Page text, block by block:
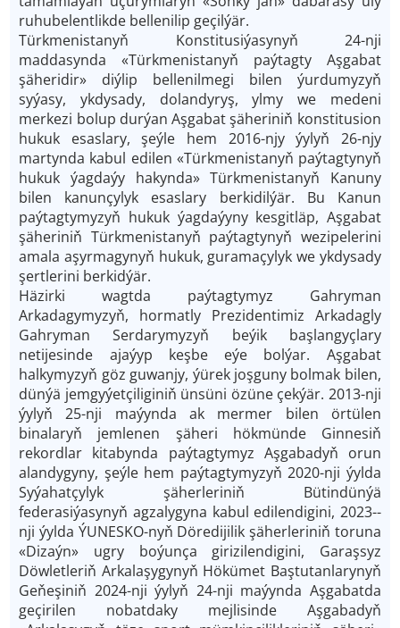
ruhubelentlikde bellenilip geçilýär.
Türkmenistanyň Konstitusiýasynyň 24-­nji
maddasynda «Türkmenistanyň paýtagty Aşgabat
şäheridir» diýlip bellenilmegi bilen ýurdumyzyň
syýasy, ykdysady, dolandyryş, ylmy we medeni
merkezi bolup durýan Aşgabat şäheriniň konstitusion
hukuk esaslary, şeýle hem 2016-njy ýylyň 26-­njy
martynda kabul edilen «Türkmenistanyň paýtagtynyň
hukuk ýagdaýy hakynda» Türkmenistanyň Kanuny
bilen kanunçylyk esaslary berkidilýär. Bu Kanun
paýtagtymyzyň hukuk ýagdaýyny kesgitläp, Aşgabat
şäheriniň Türkmenistanyň paýtagtynyň wezipelerini
amala aşyrmagynyň hukuk, guramaçylyk we ykdysady
şertlerini berkidýär.
Häzirki wagtda paýtagtymyz Gahryman
Arkadagymyzyň, hormatly Prezidentimiz Arkadagly
Gahryman Serdarymyzyň beýik başlangyçlary
netijesinde ajaýyp keşbe eýe bolýar. Aşgabat
halkymyzyň göz guwanjy, ýürek joşguny bolmak bilen,
dünýä jemgyýetçiliginiň ünsüni özüne çekýär. 2013­-nji
ýylyň 25-­nji maýynda ak mermer bilen örtülen
binalaryň jemlenen şäheri hökmünde Ginnesiň
rekordlar kitabynda paýtagtymyz Aşgabadyň orun
alandygyny, şeýle hem paýtagtymyzyň 2020-­nji ýylda
Syýahatçylyk şäherleriniň Bütindünýä
federasiýasynyň agzalygyna kabul edilendigini, 2023-­
nji ýylda ÝUNESKO­-nyň Döredijilik şäherleriniň toruna
«Dizaýn» ugry boýunça girizilendigini, Garaşsyz
Döwletleriň Arkalaşygynyň Hökümet Baştutanlarynyň
Geňeşiniň 2024­-nji ýylyň 24-­nji maýynda Aşgabatda
geçirilen nobatdaky mejlisinde Aşgabadyň